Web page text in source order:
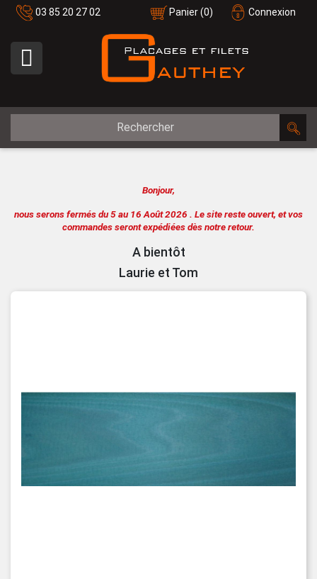
03 85 20 27 02 Connexion
Panier(0)

Bonjour,
nous serons fermés du 5 au 16 Août 2026 . Le site reste ouvert, et vos
commandes seront expédiées dès notre retour.
A bientôt
Laurie et Tom